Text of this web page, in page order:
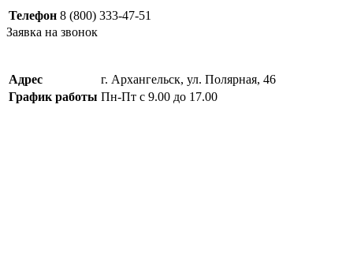
Телефон 8 (800) 333-47-51
Заявка на звонок
Адрес
г. Архангельск, ул. Полярная, 46
График работы Пн-Пт с 9.00 до 17.00